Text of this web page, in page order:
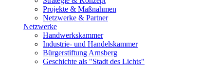
Projekte & Maßnahmen
Netzwerke & Partner
Netzwerke
Handwerkskammer
Industrie- und Handelskammer
Bürgerstiftung Arnsberg
Geschichte als "Stadt des Lichts"